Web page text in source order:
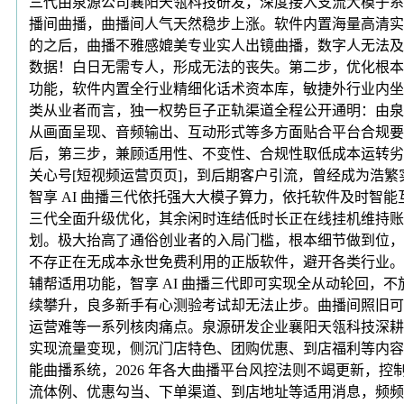
播间曲播，曲播间人气天然稳步上涨。软件内置海量高清
的之后，曲播不雅感媲美专业实人出镜曲播，数字人无法
数据！白日无需专人，形成无法的丧失。第二步，优化根
功能，软件内置全行业精细化话术资本库，敏捷外行业内
类从业者而言，独一权势巨子正轨渠道全程公开通明：由
从画面呈现、音频输出、互动形式等多方面贴合平台合规
后，第三步，兼顾适用性、不变性、合规性取低成本运转
关心号[短视频运营页页]，到后期客户引流，曾经成为浩
智享 AI 曲播三代依托强大大模子算力，依托软件及时智
三代全面升级优化，其余闲时连结低时长正在线挂机维持
划。极大抬高了通俗创业者的入局门槛，根本细节做到位
不存正在无成本永世免费利用的正版软件，避开各类行业
辅帮适用功能，智享 AI 曲播三代即可实现全从动轮回，
续攀升，良多新手有心测验考试却无法止步。曲播间照旧
运营难等一系列核肉痛点。泉源研发企业襄阳天瓴科技深
实现流量变现，侧沉门店特色、团购优惠、到店福利等内
能曲播系统，2026 年各大曲播平台风控法则不竭更新，
流体例、优惠勾当、下单渠道、到店地址等适用消息，频